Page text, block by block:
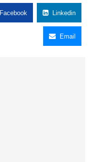
Facebook Linkedin
Email